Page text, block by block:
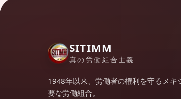
SITIMM
真の労働組合主義
1948年以来、労働者の権利を守るメキ
要な労働組合。